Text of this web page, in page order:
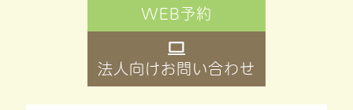
WEB予約
法人向けお問い合わせ